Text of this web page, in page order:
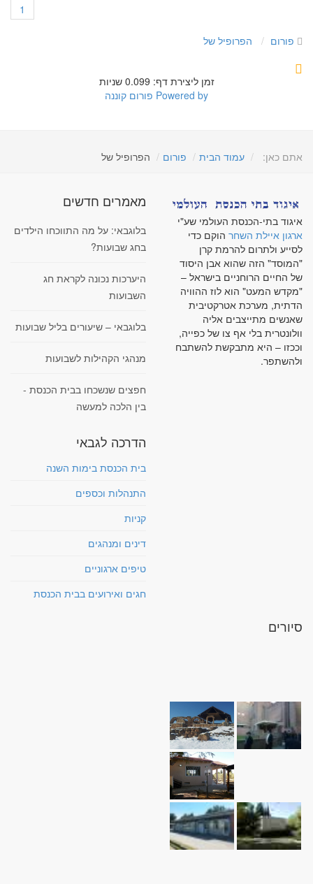
1
פורום הפרופיל של
זמן ליצירת דף: 0.099 שניות
Powered by פורום קוננה
אתם כאן: עמוד הבית פורום הפרופיל של
איגוד בתי-הכנסת העולמי שע"י
ארגון איילת השחר הוקם כדי
לסייע ולתרום להרמת קרן
"המוסד" הזה שהוא אבן היסוד
של החיים הרוחניים בישראל –
"מקדש המעט" הוא לוז ההוויה
הדתית, מערכת אטרקטיבית
שאנשים מתייצבים אליה
וולונטרית בלי אף צו של כפייה,
וככזו – היא מתבקשת להשתבח
ולהשתפר.
מאמרים חדשים
בלוגבאי: על מה התווכחו הילדים
בחג שבועות?
היערכות נכונה לקראת חג
השבועות
בלוגבאי – שיעורים בליל שבועות
מנהגי הקהילות לשבועות
חפצים שנשכחו בבית הכנסת -
בין הלכה למעשה
הדרכה לגבאי
בית הכנסת בימות השנה
התנהלות וכספים
קניות
דינים ומנהגים
טיפים ארגוניים
חגים ואירועים בבית הכנסת
סיורים